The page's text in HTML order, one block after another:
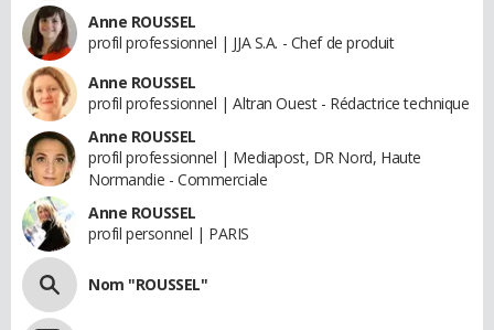
Anne ROUSSEL
profil professionnel | JJA S.A. - Chef de produit
Anne ROUSSEL
profil professionnel | Altran Ouest - Rédactrice technique
Anne ROUSSEL
profil professionnel | Mediapost, DR Nord, Haute
Normandie - Commerciale
Anne ROUSSEL
profil personnel | PARIS
Nom "ROUSSEL"